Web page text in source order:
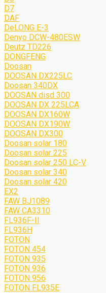
D7
DAF
DeLONG Е-3
Denyo DCW-480ESW
Deutz TD226
DONGFENG
Doosan
DOOSAN DX225LC
Doosan 340DX
DOOSAN disd 300
DOOSAN DX 225LCA
DOOSAN DX160W
DOOSAN DX190W
DOOSAN DX300
Doosan solar 180
Doosan solar 225
Doosan solar 250 LC-V
Doosan solar 340
Doosan solar 420
EX2
FAW BJ1089
FAW CA3310
FL936F-II
FL936H
FOTON
FOTON 454
FOTON 935
FOTON 936
FOTON 956
FOTON FL935E